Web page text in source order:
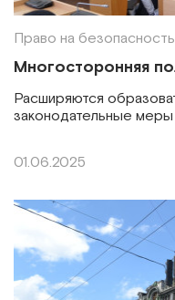
Право на безопасность
Многосторонняя
Расширяются
законодательные
01.06.2025